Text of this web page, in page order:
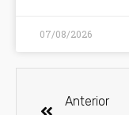
07/08/2026
Anterior